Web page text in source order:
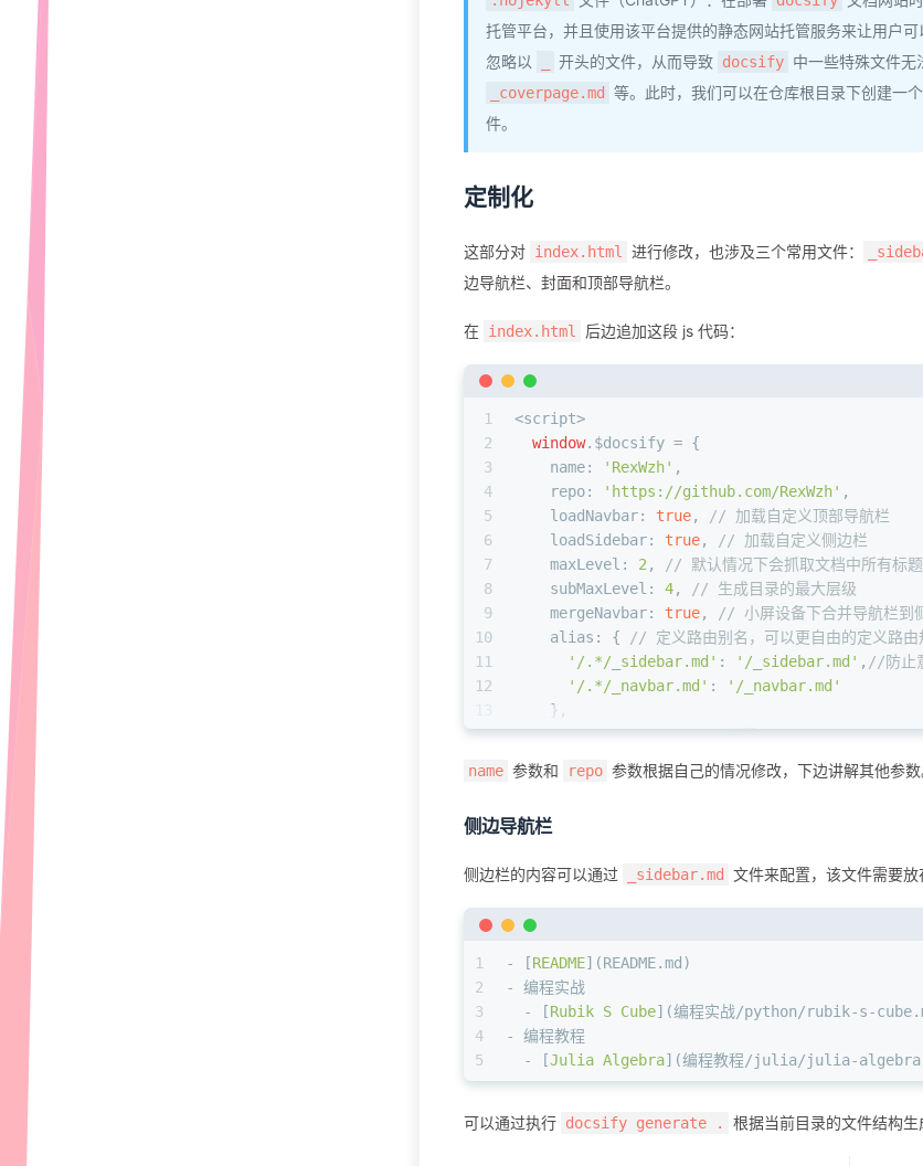
托管平台，并且使用该平台提供的静态网站托管服务来让用户
忽略以
开头的文件，从而导致 docsify 中一些特殊文件无
_coverpage.md 等。此时，我们可以在仓库根目录下创建一
件。
定制化
这部分对 index.html 进行修改，也涉及三个常用文件：
边导航栏、封面和顶部导航栏。
在 index.html 后边追加这段 js 代码：
1
2
3
4
5
6
7
8
9
10
11
12
14
18
20
21
<script>
window. $docsify = {
name: 'RexWzh' ,
repo: 'https://github.com/RexWzh' ,
loadNavbar: true,
// 加载自定义顶部导航栏
loadSidebar: true,
// 加载自定义侧边栏
maxLevel : 2,
// 默认情况下会抓取文档中所有标题
subMaxLevel : 4,
// 生成目录的最大层级
mergeNavbar: true,
// 小屏设备下合并导航栏到
alias : {
// 定义路由别名，可以更自由的定义路由
'/.*/_sidebar.md' : '/_sidebar.md' , //防止
'/.*/_navbar.md' :
'/_navbar.md'
    },
coverpage: true, // 封面
search
: {
placeholder: '搜索',
  }
</script>
name 参数和 repo 参数根据自己的情况修改，下边讲解其他参数
侧边导航栏
侧边栏的内容可以通过 _sidebar.md 文件来配置，该文件需要放
1
2
3
4
5
- [README](README.md)
- 编程实战
  -
[Rubik S Cube](编程实战/python/rubik-s-
- 编程教程
  -
[Julia Algebra](编程教程/julia/julia-
可以通过执行 docsify generate . 根据当前目录的文件结构生